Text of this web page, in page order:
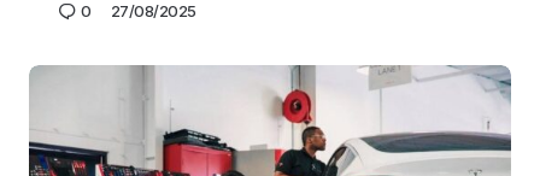
0 27/08/2025